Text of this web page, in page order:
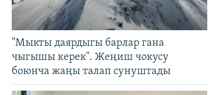
"Мыкты даярдыгы барлар гана
чыгышы керек". Жеңиш чокусу
боюнча жаңы талап сунуштады